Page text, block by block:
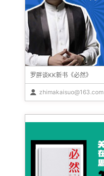
罗胖谈KK新书《必然》
zhimakaisuo@163.com